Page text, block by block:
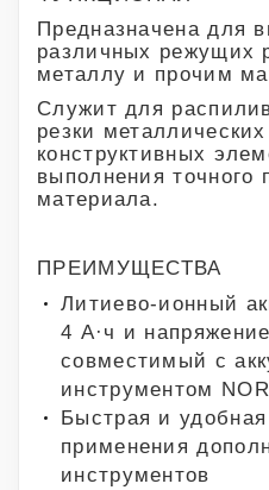
Предназначена для
различных режущих
металлу и прочим
Служит для
резки
конструктивных
выполнения точного
материала.
ПРЕИМУЩЕСТВА
Литиево-ионный
4 А·ч и
совместимый с
инструментом
Быстрая и
применения
инструментов